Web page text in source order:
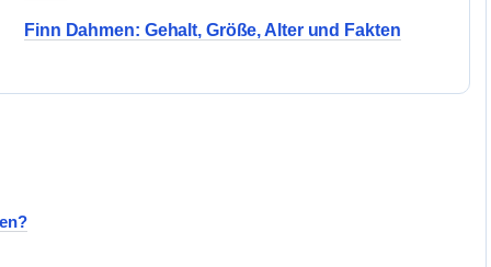
Finn Dahmen: Gehalt, Größe, Alter und Fakten